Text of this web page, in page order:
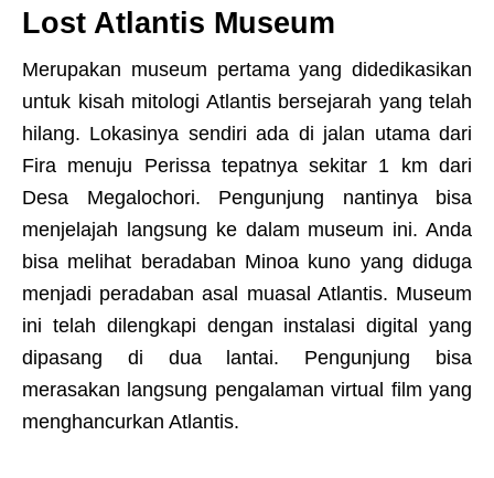
Lost Atlantis Museum
Merupakan museum pertama yang didedikasikan
untuk kisah mitologi Atlantis bersejarah yang telah
hilang. Lokasinya sendiri ada di jalan utama dari
Fira menuju Perissa tepatnya sekitar 1 km dari
Desa Megalochori. Pengunjung nantinya bisa
menjelajah langsung ke dalam museum ini. Anda
bisa melihat beradaban Minoa kuno yang diduga
menjadi peradaban asal muasal Atlantis. Museum
ini telah dilengkapi dengan instalasi digital yang
dipasang di dua lantai. Pengunjung bisa
merasakan langsung pengalaman virtual film yang
menghancurkan Atlantis.